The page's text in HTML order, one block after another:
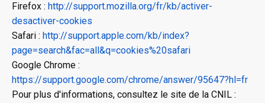
Firefox : http://support.mozilla.org/fr/kb/activer-
desactiver-cookies
Safari : http://support.apple.com/kb/index?
page=search&fac=all&q=cookies%20safari
Google Chrome :
https://support.google.com/chrome/answer/95647?hl=fr
Pour plus d'informations, consultez le site de la CNIL :